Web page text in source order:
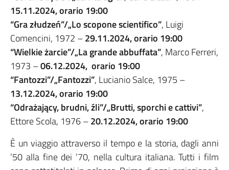
15.11.2024, orario 19:00
“Gra złudzeń”/„Lo scopone scientifico”, Luigi
Comencini, 1972 –29.11.2024, orario 19:00
“Wielkie żarcie”/„La grande abbuffata”, Marco Ferreri,
1973 –06.12.2024, orario 19:00
“Fantozzi”/„Fantozzi”, Lucianio Salce, 1975 –
13.12.2024, orario 19:00
“Odrażający, brudni, źli”/„Brutti, sporchi e cattivi”,
Ettore Scola, 1976 –20.12.2024, orario 19:00
È un viaggio attraverso il tempo e la storia, dagli anni
’50 alla fine dei ’70, nella cultura italiana. Tutti i film